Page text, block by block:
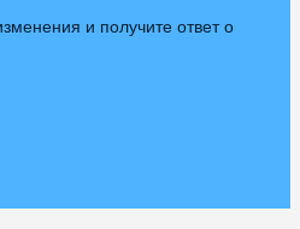
и получите ответ о